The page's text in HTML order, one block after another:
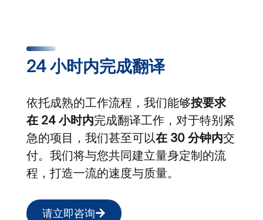
24 小时内完成翻译
依托成熟的工作流程，我们能够按要求
在 24 小时内完成翻译工作，对于特别紧
急的项目，我们甚至可以在 30 分钟内交
付。我们将与您共同建立量身定制的流
程，打造一流的速度与质量。
请立即咨询